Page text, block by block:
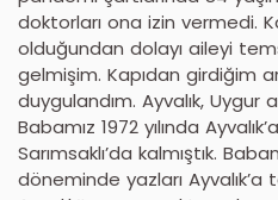
doktorları ona izin vermedi.
olduğundan dolayı aileyi
gelmişim. Kapıdan girdiğim
duygulandım. Ayvalık,
Babamız 1972 yılında
Sarımsaklı’da kalmıştık.
döneminde yazları